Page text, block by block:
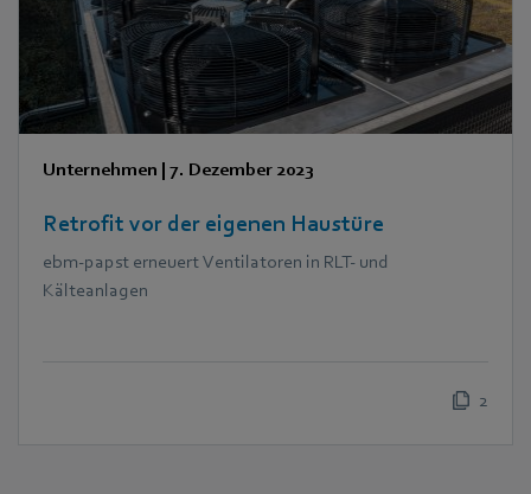
Unternehmen | 7. Dezember 2023
Retrofit vor der eigenen Haustüre
ebm‑papst erneuert Ventilatoren in RLT- und
Kälteanlagen
2